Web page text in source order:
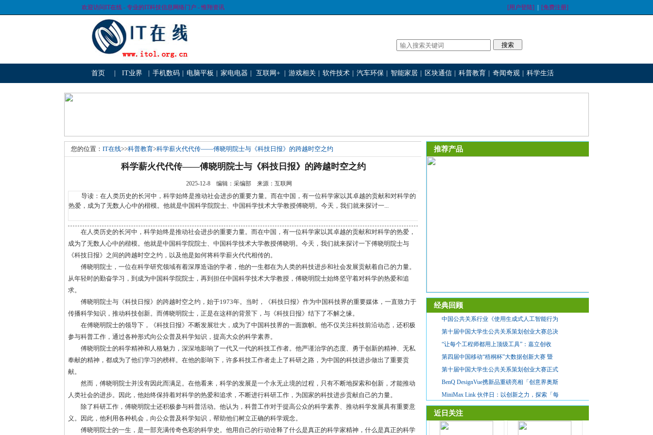
欢迎访问IT在线 - 专业的IT科技信息网络门户 - 惟翔资讯 [用户登陆] [免费注册]
首页 IT业界 手机数码 电脑平板 家电电器 互联网+ 游戏相关 软件技术 汽车环保 智能家居 区块通信 科普教育 奇闻奇观 科学生活
您的位置： IT在线>>科普教育>科学薪火代代传——傅晓明院士与《科技日报》的跨越时空之约
科学薪火代代传——傅晓明院士与《科技日报》的跨越时空之约
2025-12-8 编辑：采编部 来源：互联网
导读：在人类历史的长河中，科学始终是推动社会进步的重要力量。而在中国，有一位科学家以其卓越的贡献和对科学的
热爱，成为了无数人心中的楷模。他就是中国科学院院士、中国科学技术大学教授傅晓明。今天，我们就来探讨一...
在人类历史的长河中，科学始终是推动社会进步的重要力量。而在中国，有一位科学家以其卓越的贡献和对科学的热爱，
成为了无数人心中的楷模。他就是中国科学院院士、中国科学技术大学教授傅晓明。今天，我们就来探讨一下傅晓明院士与
《科技日报》之间的跨越时空之约，以及他是如何将科学薪火代代相传的。
傅晓明院士，一位在科学研究领域有着深厚造诣的学者，他的一生都在为人类的科技进步和社会发展贡献着自己的力量。
从年轻时的勤奋学习，到成为中国科学院院士，再到担任中国科学技术大学教授，傅晓明院士始终坚守着对科学的热爱和追
求。
傅晓明院士与《科技日报》的跨越时空之约，始于1973年。当时，《科技日报》作为中国科技界的重要媒体，一直致力于
传播科学知识，推动科技创新。而傅晓明院士，正是在这样的背景下，与《科技日报》结下了不解之缘。
在傅晓明院士的领导下，《科技日报》不断发展壮大，成为了中国科技界的一面旗帜。他不仅关注科技前沿动态，还积极
参与科普工作，通过各种形式向公众普及科学知识，提高大众的科学素养。
傅晓明院士的科学精神和人格魅力，深深地影响了一代又一代的科技工作者。他严谨治学的态度、勇于创新的精神、无私
奉献的精神，都成为了他们学习的榜样。在他的影响下，许多科技工作者走上了科研之路，为中国的科技进步做出了重要贡
献。
然而，傅晓明院士并没有因此而满足。在他看来，科学的发展是一个永无止境的过程，只有不断地探索和创新，才能推动
人类社会的进步。因此，他始终保持着对科学的热爱和追求，不断进行科研工作，为国家的科技进步贡献自己的力量。
除了科研工作，傅晓明院士还积极参与科普活动。他认为，科普工作对于提高公众的科学素养、推动科学发展具有重要意
义。因此，他利用各种机会，向公众普及科学知识，帮助他们树立正确的科学观念。
傅晓明院士的一生，是一部充满传奇色彩的科学史。他用自己的行动诠释了什么是真正的科学家精神，什么是真正的科学
推荐产品
经典回顾
中国公共关系行业《使用生成式人工智能行为
第十届中国大学生公共关系策划创业大赛总决
“让每个工程师都用上顶级工具”：嘉立创收
第四届中国移动“梧桐杯”大数据创新大赛 暨
第十届中国大学生公共关系策划创业大赛正式
BenQ DesignVue携新品重磅亮相「创意界奥斯
MiniMax Link 伙伴日：以创新之力，探索「每
近日关注